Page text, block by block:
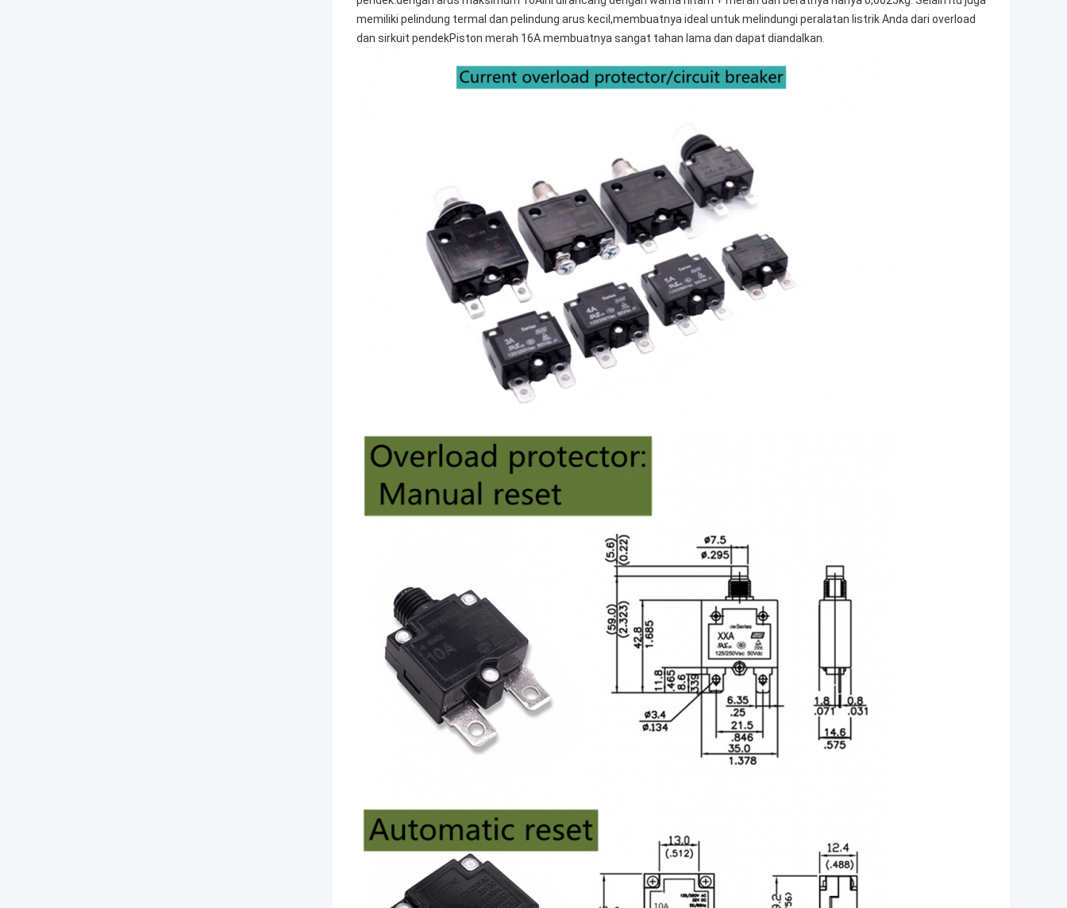
memiliki pelindung termal dan pelindung arus kecil,membuatnya ideal untuk melindungi peralatan listrik Anda dari overload
dan sirkuit pendekPiston merah 16A membuatnya sangat tahan lama dan dapat diandalkan.